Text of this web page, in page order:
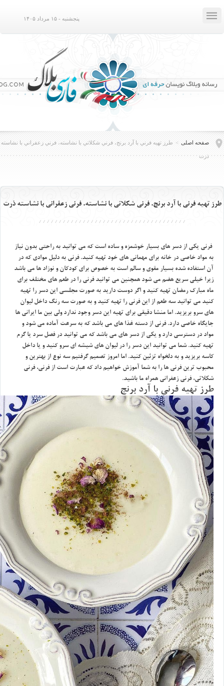
 پنجشنبه - ۱۵ مرداد ۱۴۰۵
صفحه اصلی > طرز تهيه فرني با آرد برنج، فرني شكلاتي با نشاسته، فرني زعفراني با نشاسته
ذرت
طرز تهيه فرني با آرد برنج، فرني شكلاتي با نشاسته، فرني زعفراني با نشاسته ذرت
فرني يكي از دسر هاي بسيار خوشمزه و ساده است كه مي توانيد به راحتي بدون نياز
به مواد خاصي در خانه براي مهماني هاي خود تهيه كنيد. فرني به دليل موادي كه در
آن استفاده شده بسيار مقوي و سالم است به خصوص براي كودكان و نوزاد ها مي باشد
زيرا خيلي سريع هضم مي شود همچنين مي توانيد فرني را در طعم هاي مختلف براي
ماه مبارك رمضان تهيه كنيد و اگر دوست داريد به صورت مجلسي اين دسر را تهيه
كنيد مي توانيد سه طعم از اين فرني را تهيه كنيد و به صورت سه رنگ داخل ليوان
هاي سرو بريزيد. اما منشا دقيقي براي تهيه اين دسر وجود ندارد ولي بين ما ايراني ها
جايگاه خاصي دارد. فرني از دسته غذا هاي مي باشد كه به سرعت آماده مي شود و
مواد در دسترسي دارد و يكي از دسر هاي مي باشد كه مي توانيد در فصل سرد يا گرم
تهيه كنيد. شما مي توانيد اين دسر را در ليوان هاي شيشه اي سرو كنيد و يا داخل
كاسه بريزيد و به دلخواه تزئين كنيد. اما امروز تصميم گرفتيم سه نوع از بهترين و
محبوب ترين فرني ها را به شما آموزش خواهيم داد كه عبارت است از فرني، فرني
شكلاتي، فرني زعفراني همراه ما باشيد.
طرز تهيه فرني با آرد برنج